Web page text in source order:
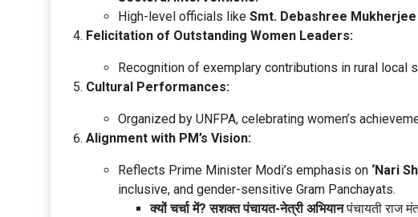
High-level officials like Smt. Debashree Mukherjee
Felicitation of Outstanding Women Leaders:
Recognition of exemplary contributions in rural local
Cultural Performances:
Organized by UNFPA, celebrating women’s
Alignment with PM’s Vision:
Reflects Prime Minister Modi’s emphasis on ‘Nari
inclusive, and gender-sensitive Gram Panchayats.
क्यों चर्चा में?सशक्त पंचायत-नेत्री अभियानपंचायती राज